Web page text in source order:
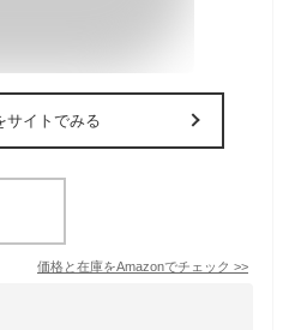
サイトでみる
価格と在庫をAmazonでチェック >>